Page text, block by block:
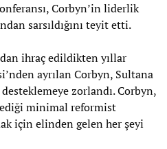
Corbyn’in liderlik
sarsıldığını teyit etti.
ihraç edildikten yıllar
ayrılan Corbyn, Sultana
zorlandı. Corbyn,
minimal reformist
için elinden gelen her şeyi